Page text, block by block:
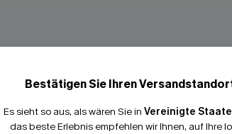
Bestätigen Sie Ihren
Es sieht so aus, als wären Sie in Vereinigte
das beste Erlebnis empfehlen wir Ihnen, auf Ihre